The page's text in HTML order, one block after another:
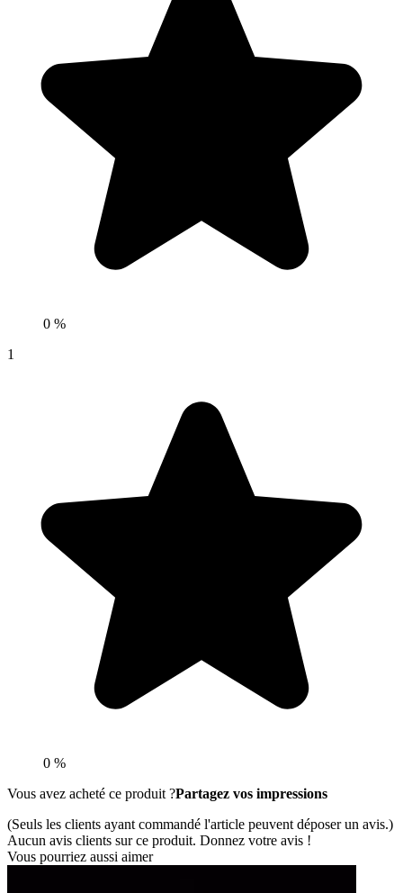
0 %
1
0 %
Vous avez acheté ce produit ?Partagez vos impressions
(Seuls les clients ayant commandé l'article peuvent déposer un avis.)
Aucun avis clients sur ce produit. Donnez votre avis !
Vous pourriez aussi aimer